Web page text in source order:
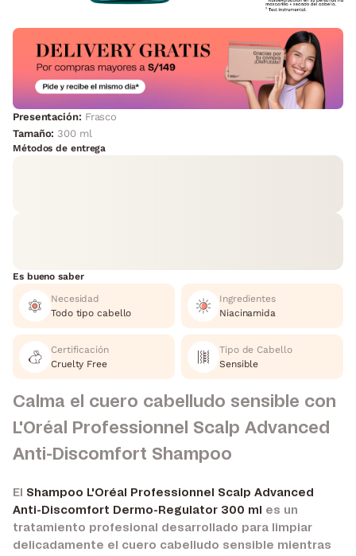
Presentación: Frasco
Tamaño:300 ml
Métodos de entrega
Es bueno saber
Necesidad
Todo tipo cabello
Ingredientes
Niacinamida
Certificación
Cruelty Free
Tipo de Cabello
Sensible
Calma el cuero cabelludo sensible con
L'Oréal Professionnel Scalp Advanced
Anti-Discomfort Shampoo
El Shampoo L'Oréal Professionnel Scalp Advanced
Anti-Discomfort Dermo-Regulator 300 ml
es un
tratamiento profesional desarrollado para limpiar
delicadamente el cuero cabelludo sensible mientras